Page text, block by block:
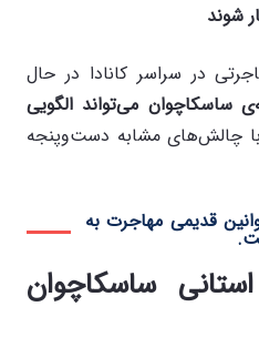
شوند
در سراسر کانادا در حال
ساسکاچوان می‌تواند الگویی
چالش‌های مشابه دست‌وپنجه
قدیمی مهاجرت به
ساسکاچوان